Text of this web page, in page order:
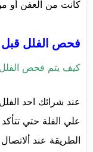
كانت من العفن أو
فحص الفلل قبل
كيف يتم فحص الفلل
عند شرائك احد
علي الفلة حتي
الطريقة عند